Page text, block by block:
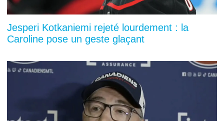
Jesperi Kotkaniemi rejeté lourdement : la
Caroline pose un geste glaçant